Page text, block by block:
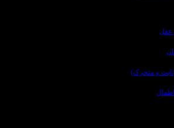
عقل
و متحرک)